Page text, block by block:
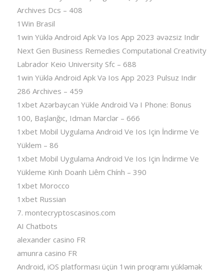
Archives Dcs – 408
1Win Brasil
1win Yüklə Android Apk Və Ios App 2023 əvəzsiz Indir
Next Gen Business Remedies Computational Creativity
Labrador Keio University Sfc – 688
1win Yüklə Android Apk Və Ios App 2023 Pulsuz Indir
286 Archives – 459
1xbet Azərbaycan Yükle Android Və I Phone: Bonus
100, Başlanğıc, Idman Mərclər – 666
1xbet Mobil Uygulama Android Ve Ios Için İndirme Ve
Yüklem – 86
1xbet Mobil Uygulama Android Ve Ios Için İndirme Ve
Yükleme Kinh Doanh Liêm Chính – 390
1xbet Morocco
1xbet Russian
7. montecryptoscasinos.com
AI Chatbots
alexander casino FR
amunra casino FR
Android, iOS platforması üçün 1win proqramı yükləmək